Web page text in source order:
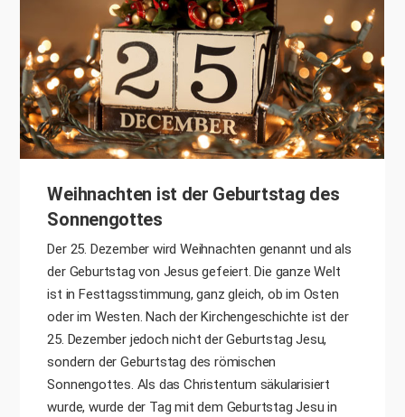
Weihnachten ist der Geburtstag des
Sonnengottes
Der 25. Dezember wird Weihnachten genannt und als
der Geburtstag von Jesus gefeiert. Die ganze Welt
ist in Festtagsstimmung, ganz gleich, ob im Osten
oder im Westen. Nach der Kirchengeschichte ist der
25. Dezember jedoch nicht der Geburtstag Jesu,
sondern der Geburtstag des römischen
Sonnengottes. Als das Christentum säkularisiert
wurde, wurde der Tag mit dem Geburtstag Jesu in